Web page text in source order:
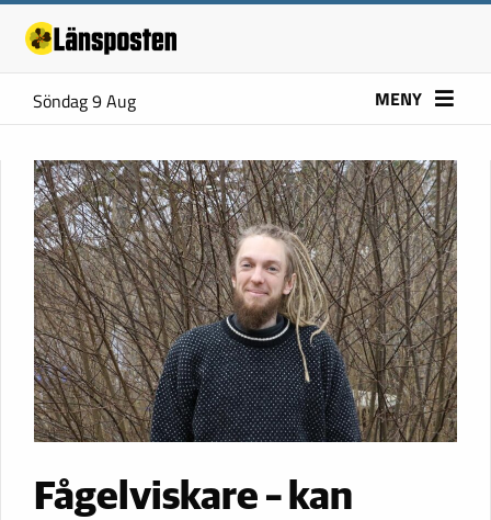
Söndag 9 Aug MENY
Fågelviskare – kan